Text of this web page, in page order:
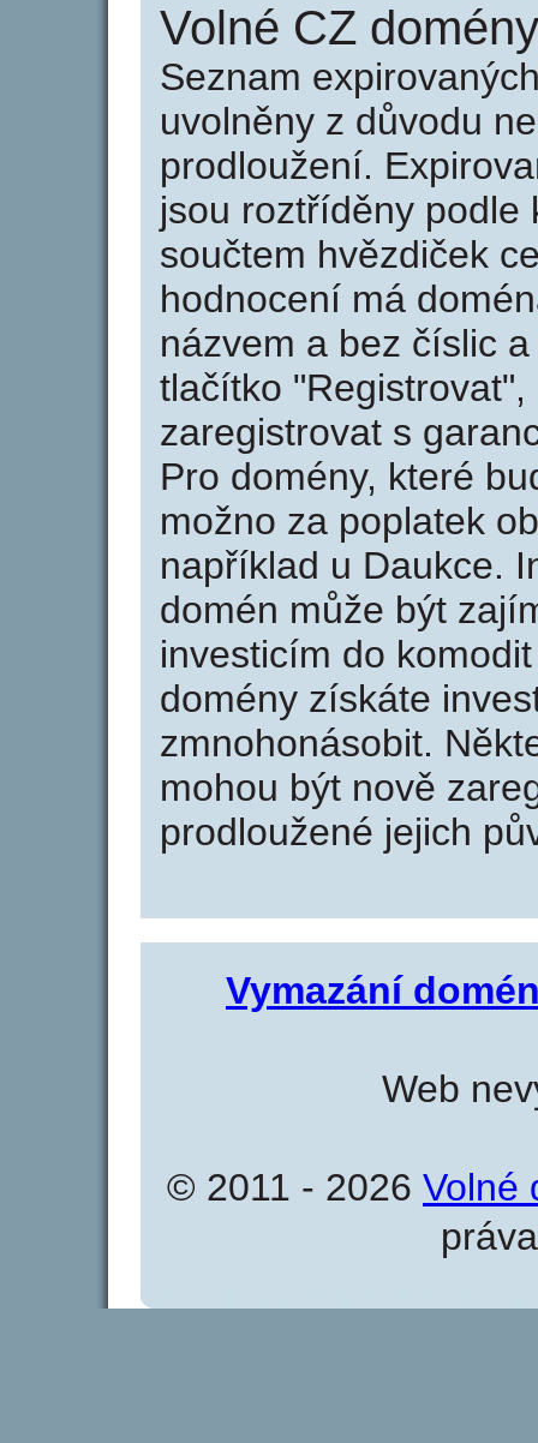
Volné CZ
Seznam
uvolněny z důvodu
prodloužení.
jsou roztříděny podle
součtem hvězdiček
hodnocení má
názvem a bez číslic
tlačítko
zaregistrovat s
Pro domény, které
možno za poplatek
například u Daukce.
domén může být
investicím do
domény získáte
zmnohonásobit.
mohou být nově
prodloužené jejich
Vymazání
Web
© 2011 - 2026 Volné